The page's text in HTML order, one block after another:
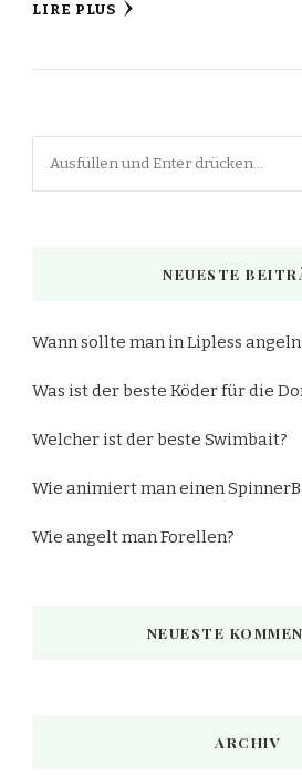
LIRE PLUS
NEUESTE
Wann sollte man in Lipless
Was ist der beste Köder für die
Welcher ist der beste Swimbait?
Wie animiert man einen
Wie angelt man Forellen?
NEUESTE
ARCHIV